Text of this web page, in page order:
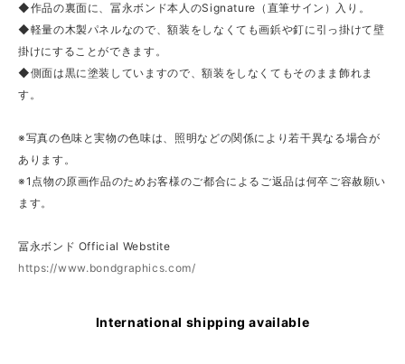
◆作品の裏面に、冨永ボンド本人のSignature（直筆サイン）入り。
◆軽量の木製パネルなので、額装をしなくても画鋲や釘に引っ掛けて壁
掛けにすることができます。
◆側面は黒に塗装していますので、額装をしなくてもそのまま飾れま
す。
※写真の色味と実物の色味は、照明などの関係により若干異なる場合が
あります。
※1点物の原画作品のためお客様のご都合によるご返品は何卒ご容赦願い
ます。
冨永ボンド Official Webstite
https://www.bondgraphics.com/
International shipping available